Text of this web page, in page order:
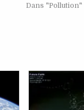
Dans "Pollution"